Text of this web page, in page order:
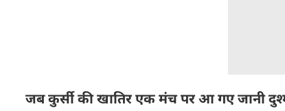
जब कुर्सी की खातिर एक मंच पर आ गए जानी